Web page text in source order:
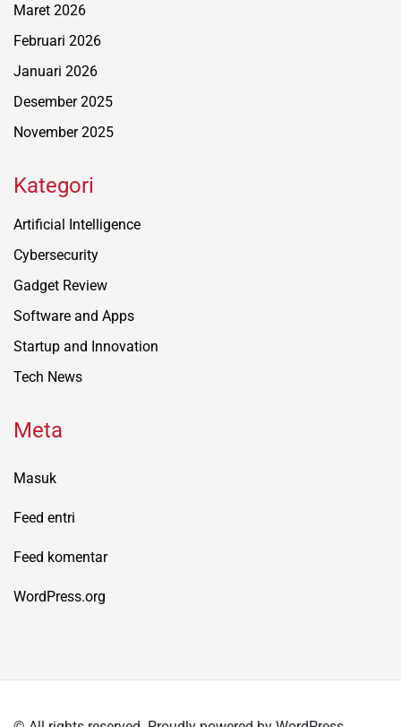
Maret 2026
Februari 2026
Januari 2026
Desember 2025
November 2025
Kategori
Artificial Intelligence
Cybersecurity
Gadget Review
Software and Apps
Startup and Innovation
Tech News
Meta
Masuk
Feed entri
Feed komentar
WordPress.org